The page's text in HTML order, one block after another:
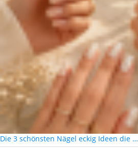
Die 3 schönsten Nägel eckig Ideen die …